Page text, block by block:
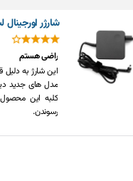
راضی هستم
این شارژ به
مدل های جدید
کلبه این
رسوندن.